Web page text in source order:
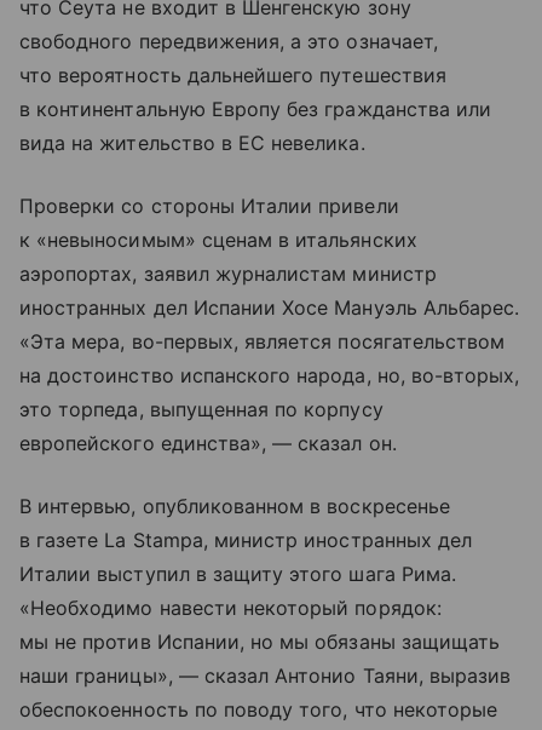
что Сеута не входит в Шенгенскую зону
свободного передвижения, а это означает,
что вероятность дальнейшего путешествия
в континентальную Европу без гражданства или
вида на жительство в ЕС невелика.
Проверки со стороны Италии привели
к «невыносимым» сценам в итальянских
аэропортах, заявил журналистам министр
иностранных дел Испании Хосе Мануэль Альбарес.
«Эта мера, во-первых, является посягательством
на достоинство испанского народа, но, во-вторых,
это торпеда, выпущенная по корпусу
европейского единства», — сказал он.
В интервью, опубликованном в воскресенье
в газете La Stampa, министр иностранных дел
Италии выступил в защиту этого шага Рима.
«Необходимо навести некоторый порядок:
мы не против Испании, но мы обязаны защищать
наши границы», — сказал Антонио Таяни, выразив
обеспокоенность по поводу того, что некоторые